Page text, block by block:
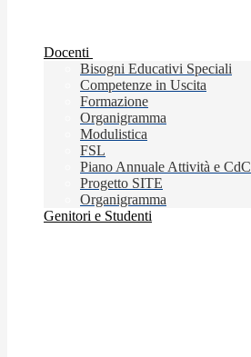
Docenti
Bisogni Educativi Speciali
Competenze in Uscita
Formazione
Organigramma
Modulistica
FSL
Piano Annuale Attività e CdC
Progetto SITE
Organigramma
Genitori e Studenti